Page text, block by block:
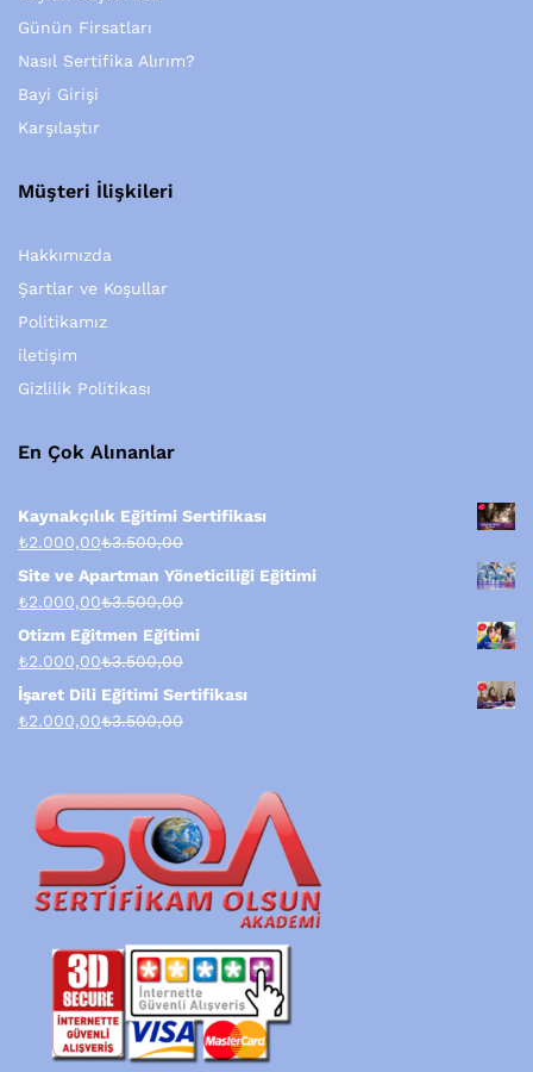
Günün Firsatları
Nasıl Sertifika Alırım?
Bayi Girişi
Karşılaştır
Müşteri İlişkileri
Hakkımızda
Şartlar ve Koşullar
Politikamız
iletişim
Gizlilik Politikası
En Çok Alınanlar
Kaynakçılık Eğitimi Sertifikası
₺2.000,00₺3.500,00
Site ve Apartman Yöneticiliği Eğitimi
₺2.000,00₺3.500,00
Otizm Eğitmen Eğitimi
₺2.000,00₺3.500,00
İşaret Dili Eğitimi Sertifikası
₺2.000,00₺3.500,00